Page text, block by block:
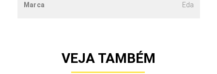
Marca Eda
VEJA TAMBÉM